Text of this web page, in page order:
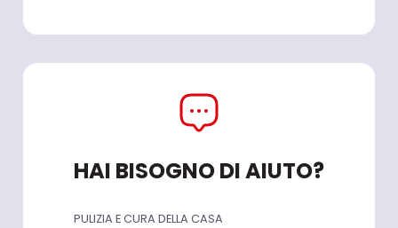
HAI BISOGNO DI AIUTO?
PULIZIA E CURA DELLA CASA